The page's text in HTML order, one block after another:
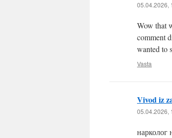
05.04.2026,
Wow that
comment
wanted to
Vasta
Vivod iz
05.04.2026,
нарколог